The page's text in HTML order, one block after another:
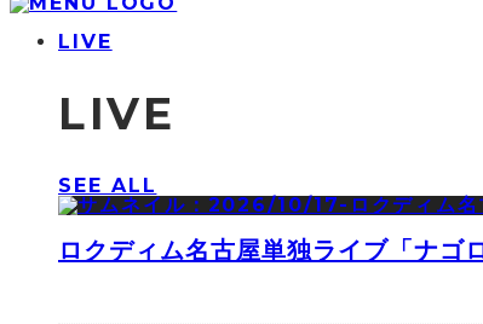
LIVE
LIVE
SEE ALL
ロクディム名古屋単独ライブ「ナ